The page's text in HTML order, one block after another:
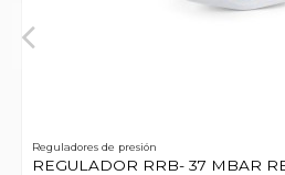
Reguladores de presión
REGULADOR RRB- 37 MBAR